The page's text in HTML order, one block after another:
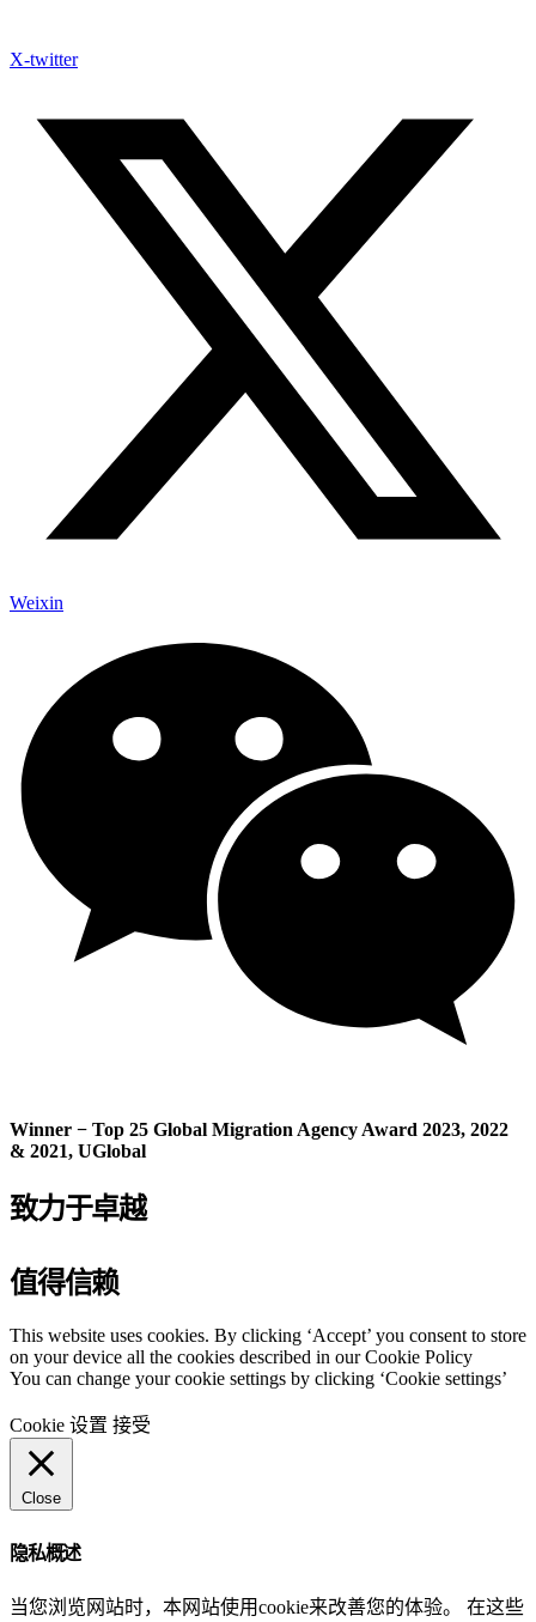
X-twitter
Weixin
Winner − Top 25 Global Migration Agency Award 2023, 2022
& 2021, UGlobal
致力于卓越
值得信赖
This website uses cookies. By clicking ‘Accept’ you consent to store
on your device all the cookies described in our Cookie Policy
You can change your cookie settings by clicking ‘Cookie settings’
Cookie 设置 接受
Close
隐私概述
当您浏览网站时，本网站使用cookie来改善您的体验。 在这些